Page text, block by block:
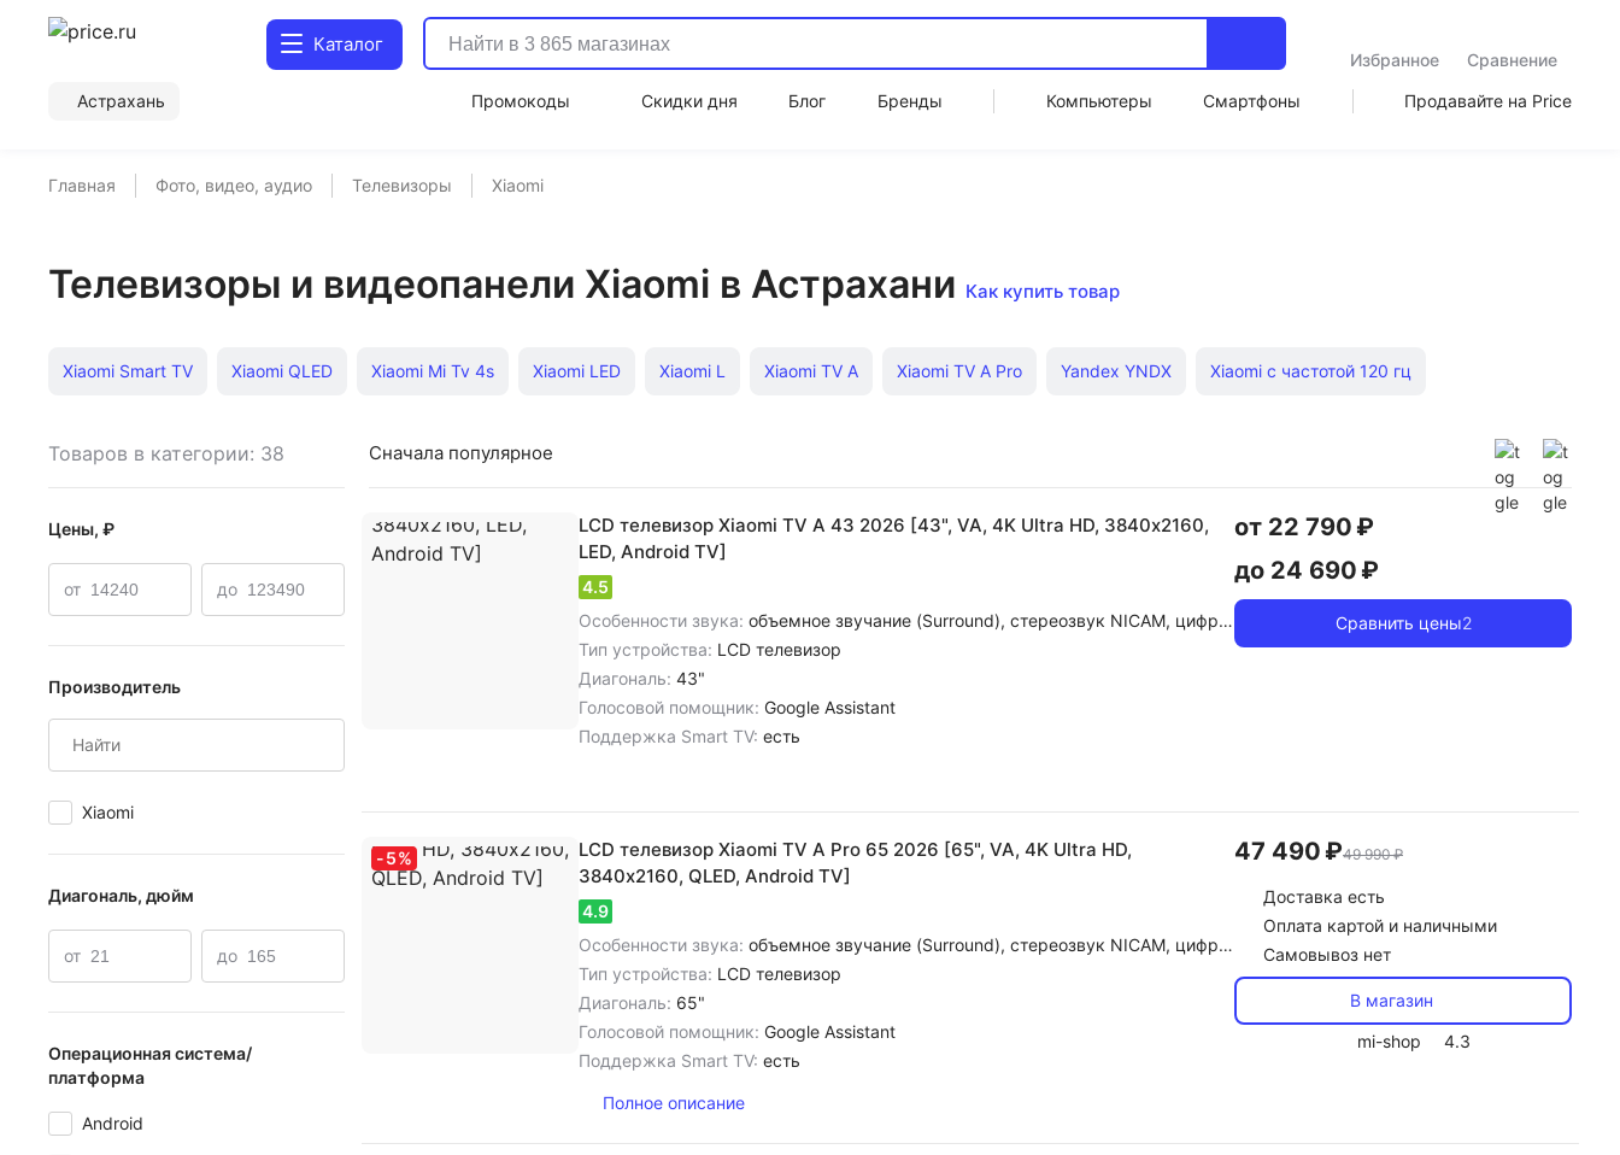
Каталог
Избранное
Сравнение
Астрахань
Промокоды Скидки дня Блог Бренды Компьютеры Смартфоны Продавайте на Price
Главная Фото, видео, аудио Телевизоры Xiaomi
Телевизоры и видеопанели Xiaomi в Астрахани Как купить товар
Xiaomi Smart TV Xiaomi QLED Xiaomi Mi Tv 4s Xiaomi LED Xiaomi L Xiaomi TV A Xiaomi TV A Pro Yandex YNDX Xiaomi с частотой 120 гц
42 дюйма 50 дюймов
Товаров в категории: 38
Цены, ₽
от до
Производитель
Xiaomi
Диагональ, дюйм
от до
Операционная система/
платформа
Android
Сначала популярное
LCD телевизор Xiaomi TV A 43 2026 [43", VA, 4K Ultra HD, 3840х2160,
LED, Android TV]
4.5
Особенности звука: объемное звучание (Surround), cтереозвук NICAM, цифровое шумоподавление, dolby Audio, dolby Digital, DTS, автоконтроль громкости (AVL)
Тип устройства: LCD телевизор
Диагональ: 43"
Голосовой помощник: Google Assistant
Поддержка Smart TV: есть
от 22 790 ₽
до 24 690 ₽
Сравнить цены2
-5%
LCD телевизор Xiaomi TV A Pro 65 2026 [65", VA, 4K Ultra HD,
3840х2160, QLED, Android TV]
4.9
Особенности звука: объемное звучание (Surround), cтереозвук NICAM, цифровое шумоподавление, dolby Atmos, dolby Audio, dolby Digital, DTS, автоконтроль громкости (AVL)
Тип устройства: LCD телевизор
Диагональ: 65"
Голосовой помощник: Google Assistant
Поддержка Smart TV: есть
Полное описание
47 490 ₽49 990 ₽
Доставка есть
Оплата картой и наличными
Самовывоз нет
В магазин
mi-shop
4.3